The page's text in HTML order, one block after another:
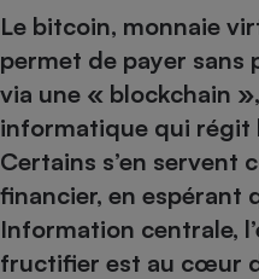
Le bitcoin, monnaie
permet de payer sans
via une « blockchain
informatique qui régit
Certains s’en servent
financier, en espérant
Information centrale,
fructifier est au cœur
Tous les comparateurs
Toutes les cartes